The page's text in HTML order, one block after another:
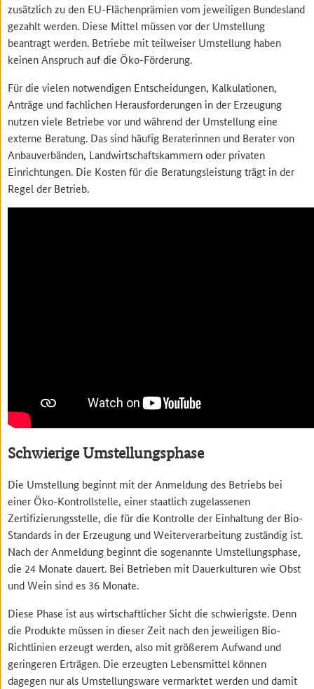
zusätzlich zu den EU-Flächenprämien vom jeweiligen Bundesland
gezahlt werden. Diese Mittel müssen vor der Umstellung
beantragt werden. Betriebe mit teilweiser Umstellung haben
keinen Anspruch auf die Öko-Förderung.
Für die vielen notwendigen Entscheidungen, Kalkulationen,
Anträge und fachlichen Herausforderungen in der Erzeugung
nutzen viele Betriebe vor und während der Umstellung eine
externe Beratung. Das sind häufig Beraterinnen und Berater von
Anbauverbänden, Landwirtschaftskammern oder privaten
Einrichtungen. Die Kosten für die Beratungsleistung trägt in der
Regel der Betrieb.
Schwierige Umstellungsphase
Die Umstellung beginnt mit der Anmeldung des Betriebs bei
einer Öko-Kontrollstelle, einer staatlich zugelassenen
Zertifizierungsstelle, die für die Kontrolle der Einhaltung der Bio-
Standards in der Erzeugung und Weiterverarbeitung zuständig ist.
Nach der Anmeldung beginnt die sogenannte Umstellungsphase,
die 24 Monate dauert. Bei Betrieben mit Dauerkulturen wie Obst
und Wein sind es 36 Monate.
Diese Phase ist aus wirtschaftlicher Sicht die schwierigste. Denn
die Produkte müssen in dieser Zeit nach den jeweiligen Bio-
Richtlinien erzeugt werden, also mit größerem Aufwand und
geringeren Erträgen. Die erzeugten Lebensmittel können
dagegen nur als Umstellungsware vermarktet werden und damit